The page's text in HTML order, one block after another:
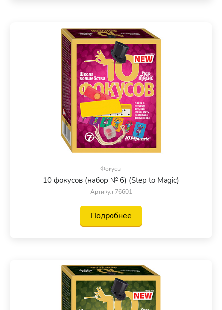
Фокусы
10 фокусов (набор № 6) (Step to Magic)
Артикул 76601
Подробнее